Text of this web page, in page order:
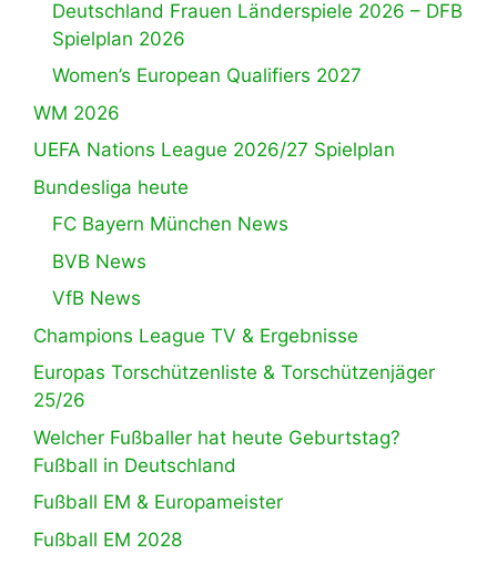
Deutschland Frauen Länderspiele 2026 – DFB
Spielplan 2026
Women’s European Qualifiers 2027
WM 2026
UEFA Nations League 2026/27 Spielplan
Bundesliga heute
FC Bayern München News
BVB News
VfB News
Champions League TV & Ergebnisse
Europas Torschützenliste & Torschützenjäger
25/26
Welcher Fußballer hat heute Geburtstag?
Fußball in Deutschland
Fußball EM & Europameister
Fußball EM 2028